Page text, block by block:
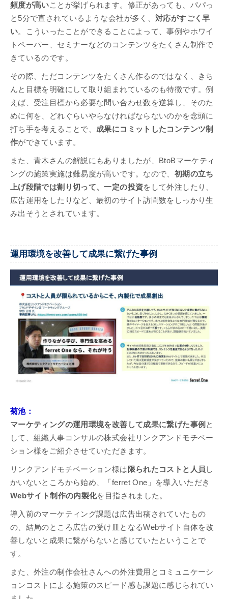
頻度が高いことが挙げられます。修正があっても、パパっ
と5分で直されているような会社が多く、対応がすごく早
い。こういったことができることによって、事例やホワイ
トペーパー、セミナーなどのコンテンツをたくさん制作で
きているのです。
その際、ただコンテンツをたくさん作るのではなく、きち
んと目標を明確にして取り組まれているのも特徴です。例
えば、受注目標から必要な問い合わせ数を逆算し、そのた
めに何を、どれぐらいやらなければならないのかを念頭に
打ち手を考えることで、 成果にコミットしたコンテンツ制
作ができています。
また、青木さんの解説にもありましたが、BtoBマーケティ
ングの施策実施は難易度が高いです。なので、 初期の立ち
上げ段階では割り切って、一定の投資をして外注したり、
広告運用をしたりなど、最初のサイト訪問数をしっかり生
み出そうとされています。
運用環境を改善して成果に繋げた事例
菊池：
マーケティングの運用環境を改善して成果に繋げた事例 と
して、組織人事コンサルの株式会社リンクアンドモチベー
ション様をご紹介させていただきます。
リンクアンドモチベーション様は 限られたコストと人員 し
かいないところから始め、「ferret One」を導入いただき
Webサイト制作の内製化を目指されました。
導入前のマーケティング課題は広告出稿されていたもの
の、結局のところ広告の受け皿となるWebサイト自体を改
善しないと成果に繋がらないと感じていたということで
す。
また、外注の制作会社さんへの外注費用とコミュニケーシ
ョンコストによる施策のスピード感も課題に感じられてい